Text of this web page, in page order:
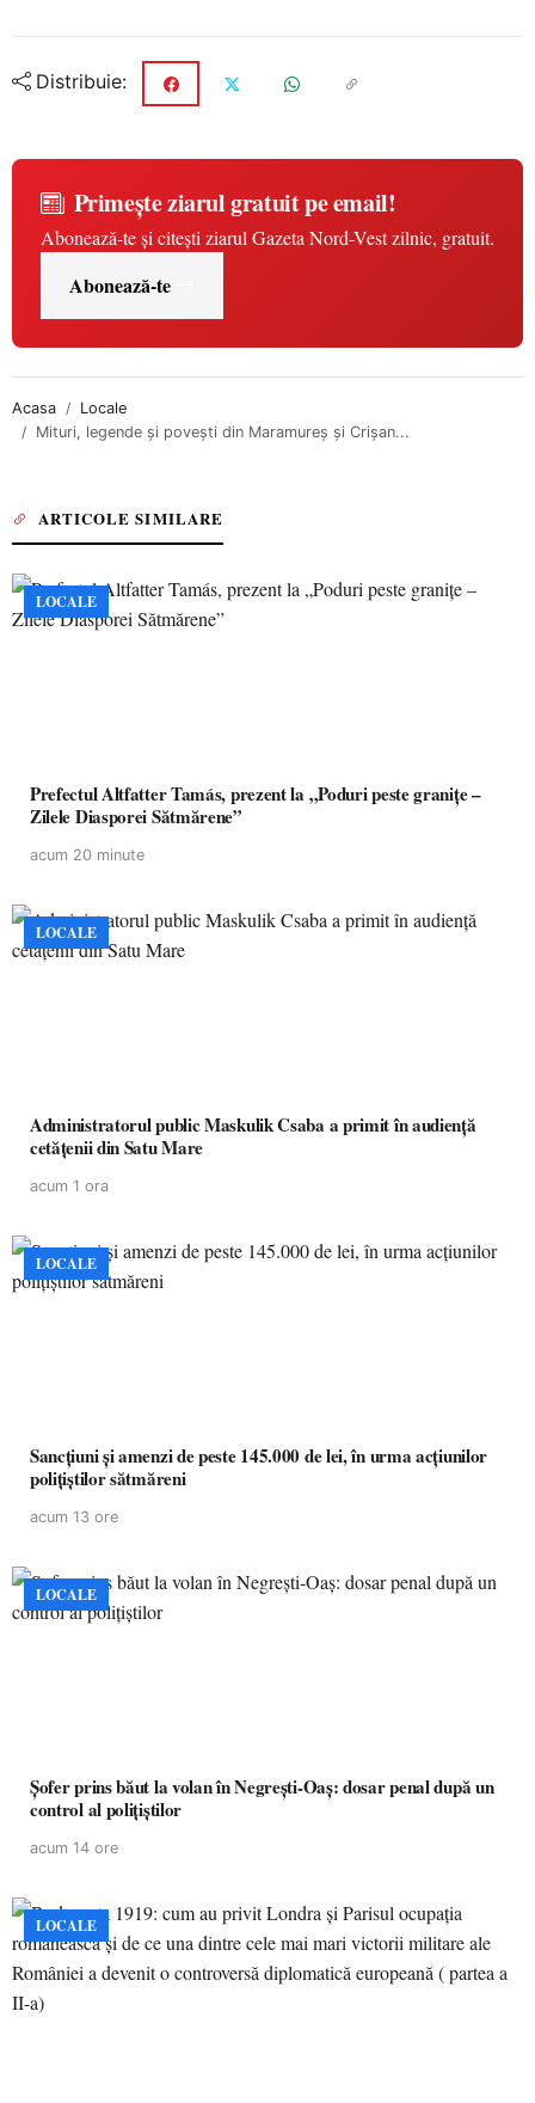
Distribuie:
Primește ziarul gratuit pe email!
Abonează-te și citești ziarul Gazeta Nord-Vest zilnic, gratuit.
Abonează-te
Acasa
Locale
Mituri, legende şi poveşti din Maramureş şi Crişan...
ARTICOLE SIMILARE
LOCALE
Prefectul Altfatter Tamás, prezent la „Poduri peste granițe –
Zilele Diasporei Sătmărene”
acum 20 minute
LOCALE
Administratorul public Maskulik Csaba a primit în audiență
cetățenii din Satu Mare
acum 1 ora
LOCALE
Sancțiuni și amenzi de peste 145.000 de lei, în urma acțiunilor
polițiștilor sătmăreni
acum 13 ore
LOCALE
Șofer prins băut la volan în Negrești-Oaș: dosar penal după un
control al polițiștilor
acum 14 ore
LOCALE